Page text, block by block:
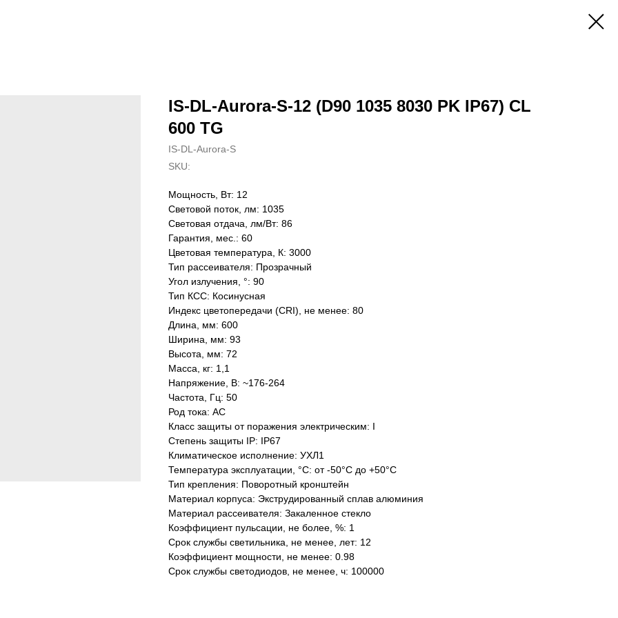
IS-DL-Aurora-S-12 (D90 1035 8030 PK IP67) CL
600 TG
IS-DL-Aurora-S
SKU:
Мощность, Вт: 12
Световой поток, лм: 1035
Световая отдача, лм/Вт: 86
Гарантия, мес.: 60
Цветовая температура, К: 3000
Тип рассеивателя: Прозрачный
Угол излучения, °: 90
Тип КСС: Косинусная
Индекс цветопередачи (CRI), не менее: 80
Длина, мм: 600
Ширина, мм: 93
Высота, мм: 72
Масса, кг: 1,1
Напряжение, В: ~176-264
Частота, Гц: 50
Род тока: AC
Класс защиты от поражения электрическим: I
Степень защиты IP: IP67
Климатическое исполнение: УХЛ1
Температура эксплуатации, °С: от -50°C до +50°C
Тип крепления: Поворотный кронштейн
Материал корпуса: Экструдированный сплав алюминия
Материал рассеивателя: Закаленное стекло
Коэффициент пульсации, не более, %: 1
Срок службы светильника, не менее, лет: 12
Коэффициент мощности, не менее: 0.98
Срок службы светодиодов, не менее, ч: 100000